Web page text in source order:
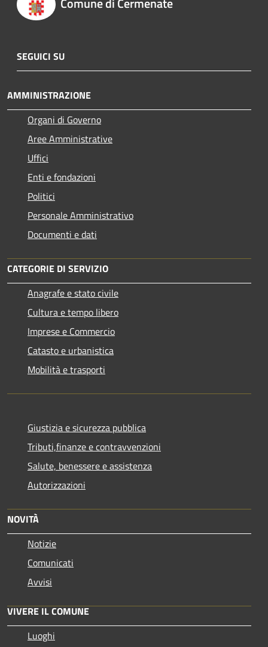
SEGUICI SU
AMMINISTRAZIONE
Organi di Governo
Aree Amministrative
Uffici
Enti e fondazioni
Politici
Personale Amministrativo
Documenti e dati
CATEGORIE DI SERVIZIO
Anagrafe e stato civile
Cultura e tempo libero
Imprese e Commercio
Catasto e urbanistica
Mobilità e trasporti
Giustizia e sicurezza pubblica
Tributi,finanze e contravvenzioni
Salute, benessere e assistenza
Autorizzazioni
NOVITÀ
Notizie
Comunicati
Avvisi
VIVERE IL COMUNE
Luoghi